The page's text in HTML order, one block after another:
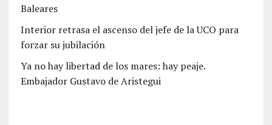
Baleares
Interior retrasa el ascenso del jefe de la UCO para
forzar su jubilación
Ya no hay libertad de los mares: hay peaje.
Embajador Gustavo de Aristegui